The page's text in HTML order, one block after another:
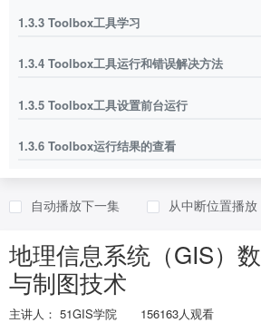
1.3.3 Toolbox工具学习
1.3.4 Toolbox工具运行和错误解决方法
1.3.5 Toolbox工具设置前台运行
1.3.6 Toolbox运行结果的查看
1.5.1 修改字段高级方法.
1.6.1 数据库的维护
自动播放下一集 从中断位置播放
地理信息系统（GIS）
与制图技术
主讲人： 51GIS学院 156163人观看